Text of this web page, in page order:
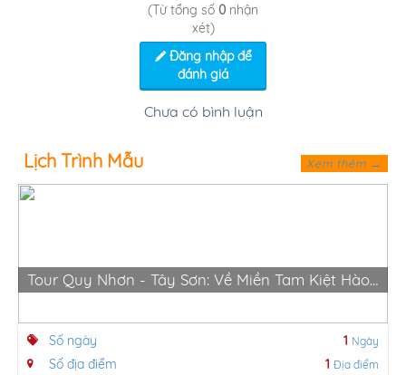
(Từ tổng số 0 nhận
xét)
Đăng nhập để
đánh giá
Chưa có bình luận
Lịch Trình Mẫu Xem thêm →
Tour Quy Nhơn - Tây Sơn: Về Miền Tam Kiệt Hào Hùng
Số ngày 1 Ngày
Số địa điểm 1 Địa điểm